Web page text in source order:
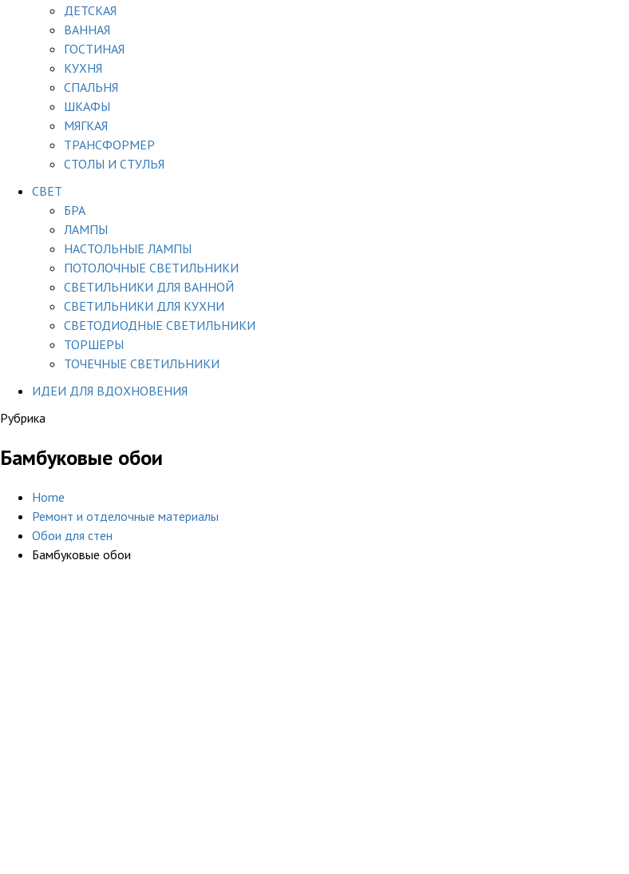
ДЕТСКАЯ
ВАННАЯ
ГОСТИНАЯ
КУХНЯ
СПАЛЬНЯ
ШКАФЫ
МЯГКАЯ
ТРАНСФОРМЕР
СТОЛЫ И СТУЛЬЯ
СВЕТ
БРА
ЛАМПЫ
НАСТОЛЬНЫЕ ЛАМПЫ
ПОТОЛОЧНЫЕ СВЕТИЛЬНИКИ
СВЕТИЛЬНИКИ ДЛЯ ВАННОЙ
СВЕТИЛЬНИКИ ДЛЯ КУХНИ
СВЕТОДИОДНЫЕ СВЕТИЛЬНИКИ
ТОРШЕРЫ
ТОЧЕЧНЫЕ СВЕТИЛЬНИКИ
ИДЕИ ДЛЯ ВДОХНОВЕНИЯ
Рубрика
Бамбуковые обои
Home
Ремонт и отделочные материалы
Обои для стен
Бамбуковые обои